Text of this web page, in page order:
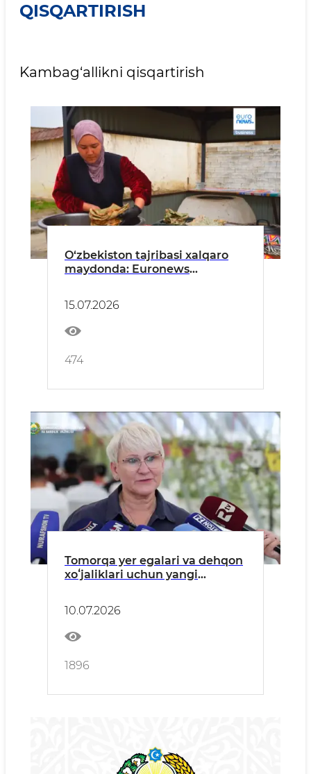
QISQARTIRISH
Kambag‘allikni qisqartirish
O‘zbekiston tajribasi xalqaro
maydonda: Euronews
islohotlarini yoritdi
15.07.2026
474
Tomorqa yer egalari va dehqon
xoʻjaliklari uchun yangi
10.07.2026
1896